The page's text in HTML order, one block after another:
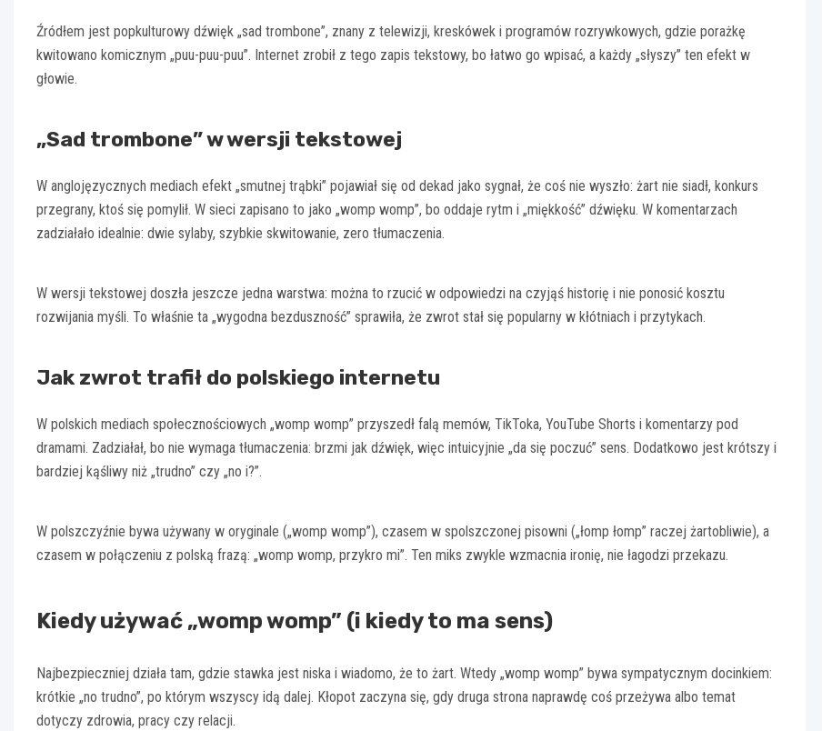
Źródłem jest popkulturowy dźwięk „sad trombone”, znany z telewizji, kreskówek i programów rozrywkowych, gdzie porażkę
kwitowano komicznym „puu-puu-puu”. Internet zrobił z tego zapis tekstowy, bo łatwo go wpisać, a każdy „słyszy” ten efekt w
głowie.
„Sad trombone” w wersji tekstowej
W anglojęzycznych mediach efekt „smutnej trąbki” pojawiał się od dekad jako sygnał, że coś nie wyszło: żart nie siadł, konkurs
przegrany, ktoś się pomylił. W sieci zapisano to jako „womp womp”, bo oddaje rytm i „miękkość” dźwięku. W komentarzach
zadziałało idealnie: dwie sylaby, szybkie skwitowanie, zero tłumaczenia.
W wersji tekstowej doszła jeszcze jedna warstwa: można to rzucić w odpowiedzi na czyjąś historię i nie ponosić kosztu
rozwijania myśli. To właśnie ta „wygodna bezduszność” sprawiła, że zwrot stał się popularny w kłótniach i przytykach.
Jak zwrot trafił do polskiego internetu
W polskich mediach społecznościowych „womp womp” przyszedł falą memów, TikToka, YouTube Shorts i komentarzy pod
dramami. Zadziałał, bo nie wymaga tłumaczenia: brzmi jak dźwięk, więc intuicyjnie „da się poczuć” sens. Dodatkowo jest krótszy i
bardziej kąśliwy niż „trudno” czy „no i?”.
W polszczyźnie bywa używany w oryginale („womp womp”), czasem w spolszczonej pisowni („łomp łomp” raczej żartobliwie), a
czasem w połączeniu z polską frazą: „womp womp, przykro mi”. Ten miks zwykle wzmacnia ironię, nie łagodzi przekazu.
Kiedy używać „womp womp” (i kiedy to ma sens)
Najbezpieczniej działa tam, gdzie stawka jest niska i wiadomo, że to żart. Wtedy „womp womp” bywa sympatycznym docinkiem:
krótkie „no trudno”, po którym wszyscy idą dalej. Kłopot zaczyna się, gdy druga strona naprawdę coś przeżywa albo temat
dotyczy zdrowia, pracy czy relacji.